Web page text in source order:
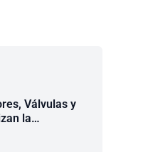
Válvulas y
la
en el